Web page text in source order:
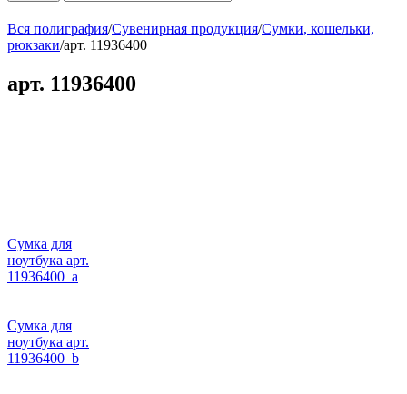
Вся полиграфия/Сувенирная продукция/Сумки, кошельки,
рюкзаки/арт. 11936400
арт. 11936400
Сумка для
ноутбука арт.
11936400_a
Сумка для
ноутбука арт.
11936400_b